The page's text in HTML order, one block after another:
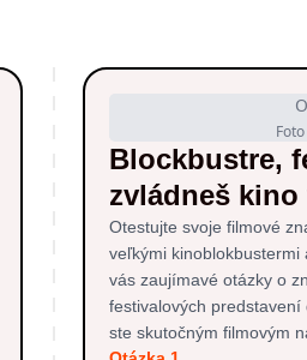
Blockbustre,
zvládneš kino
Otestujte svoje filmové
veľkými kinoblokbustermi
vás zaujímavé otázky o
festivalových
ste skutočným filmovým